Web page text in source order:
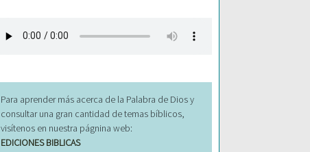
Para aprender más acerca de la Palabra de Dios y
consultar una gran cantidad de temas bíblicos,
visítenos en nuestra págnina web:
EDICIONES BIBLICAS